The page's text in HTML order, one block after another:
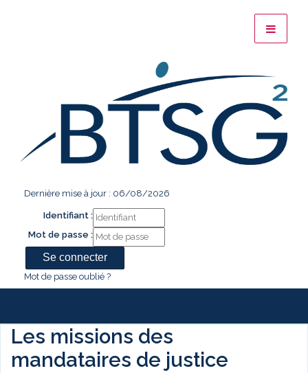
Dernière mise à jour : 06/08/2026
Identifiant :
Mot de passe :
Mot de passe oublié ?
Les missions des
mandataires de justice